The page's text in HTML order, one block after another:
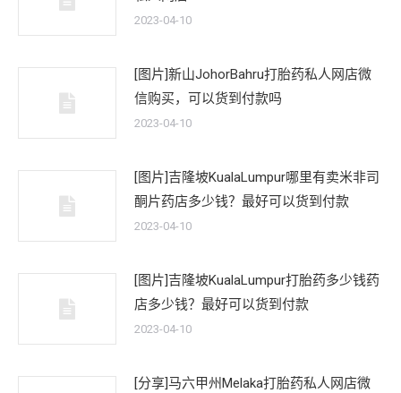
2023-04-10
[图片]新山JohorBahru打胎药私人网店微
信购买，可以货到付款吗
2023-04-10
[图片]吉隆坡KualaLumpur哪里有卖米非司
酮片药店多少钱？最好可以货到付款
2023-04-10
[图片]吉隆坡KualaLumpur打胎药多少钱药
店多少钱？最好可以货到付款
2023-04-10
[分享]马六甲州Melaka打胎药私人网店微